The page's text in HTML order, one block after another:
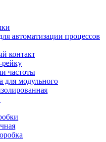
автоматизации процессов
контакт
рейку
частоты
для модульного